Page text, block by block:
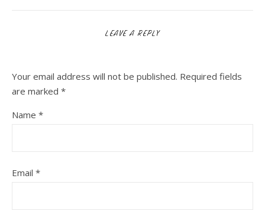
LEAVE A REPLY
Your email address will not be published. Required fields
are marked *
Name *
Email *